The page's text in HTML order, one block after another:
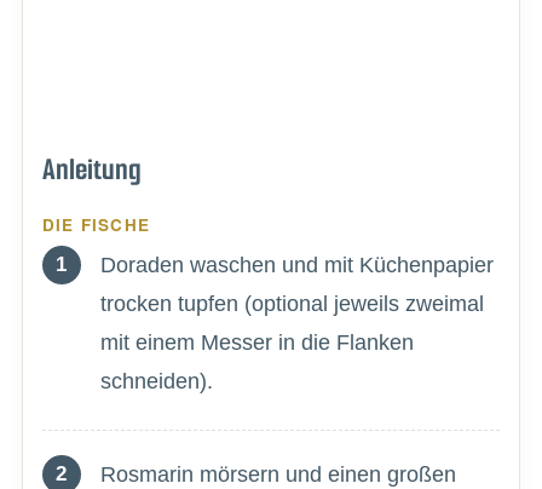
Anleitung
DIE FISCHE
Doraden waschen und mit Küchenpapier
trocken tupfen (optional jeweils zweimal
mit einem Messer in die Flanken
schneiden).
Rosmarin mörsern und einen großen